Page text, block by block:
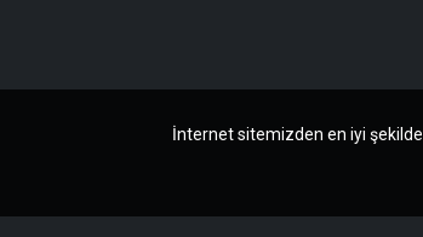
İnternet sitemizden en iyi